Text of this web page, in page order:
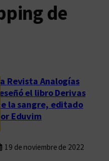
de
La Revista Analogías
reseñó el libro Derivas
de la sangre, editado
por Eduvim
19 de noviembre de 2022